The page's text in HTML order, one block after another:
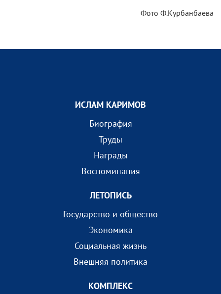
Фото Ф.Курбанбаева
ИСЛАМ КАРИМОВ
Биография
Труды
Награды
Воспоминания
ЛЕТОПИСЬ
Государство и общество
Экономика
Социальная жизнь
Внешняя политика
КОМПЛEКС